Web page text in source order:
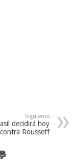
Siguiente
decidirá hoy
Rousseff